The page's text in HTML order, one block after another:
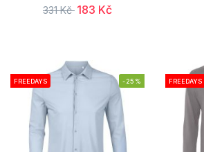
331 Kč 183 Kč
FREEDAYS -25% FREEDAYS